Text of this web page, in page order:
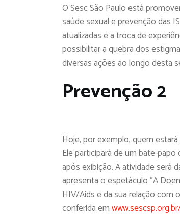
O Sesc São Paulo está
saúde sexual e prevenção das
atualizadas e a troca de
possibilitar a quebra dos
diversas ações ao longo desta
Prevenção 2
Hoje, por exemplo, quem
Ele participará de um bate-
após exibição. A atividade será
apresenta o espetáculo “A
HIV/Aids e da sua relação com
conferida em